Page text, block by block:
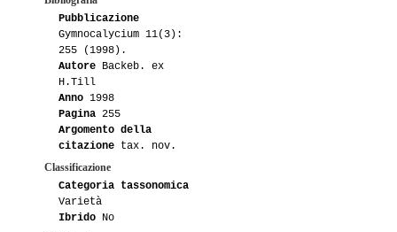
Pubblicazione
Gymnocalycium 11(3):
255 (1998).
Autore Backeb. ex
H.Till
Anno 1998
Pagina 255
Argomento della
citazione tax. nov.
Classificazione
Categoria tassonomica
Varietà
Ibrido No